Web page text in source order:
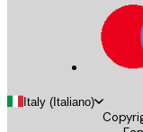
Italy (Italiano)